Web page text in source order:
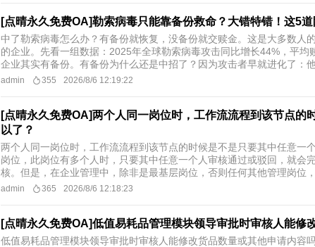
[点晴永久免费OA]勒索病毒只能靠备份救命？大错特错！这5
中了勒索病毒怎么办？有备份就恢复，没备份就交赎金。这是大多数人
的企业。先看一组数据：2025年全球勒索病毒攻击同比增长44%，平
企业其实有备份。有备份为什么还是中招了？因为攻击者早就进化了：
admin 355 2026/8/6 12:19:22
[点晴永久免费OA]两个人同一岗位时，工作流流程到该节点的
以了？
两个人同一岗位时，工作流流程到该节点的时候是不是只要其中任意一
岗位，此岗位有多个人时，只要其中任意一个人审核通过或驳回，就会
核。但是，在企业管理中，除非是最基层岗位，否则任何其他管理岗位
admin 365 2026/8/6 12:18:23
[点晴永久免费OA]低值易耗品管理模块领导审批时审核人能修
低值易耗品管理模块领导审批时审核人能修改货品数量或其他申请内容